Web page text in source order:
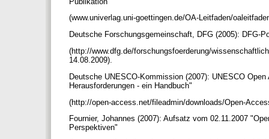
(www.univerlag.uni-goettingen.de/OA-Leitfaden/
Deutsche Forschungsgemeinschaft, DFG (2005):
(http://www.dfg.de/forschungsfoerderung/
14.08.2009).
Deutsche UNESCO-Kommission (2007): UNESCO
Herausforderungen - ein Handbuch"
(http://open-access.net/fileadmin/downloads/Open-
Fournier, Johannes (2007): Aufsatz vom 02.11.2007
Perspektiven"